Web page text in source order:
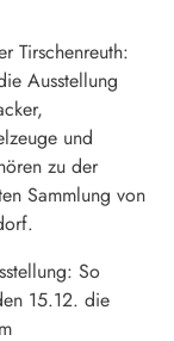
Tirschenreuth:
Ausstellung
und
zu der
Sammlung von
So
15.12. die